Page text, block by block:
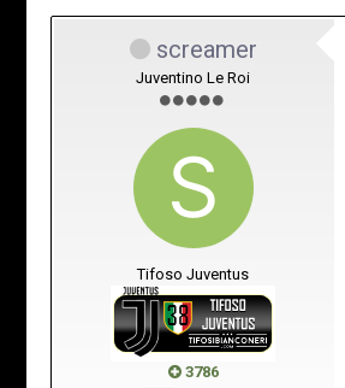
screamer
Juventino Le Roi
Tifoso Juventus
3786